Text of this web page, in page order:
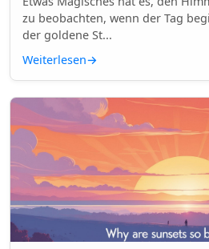
zu beobachten, wenn der Tag
der goldene St...
Weiterlesen→